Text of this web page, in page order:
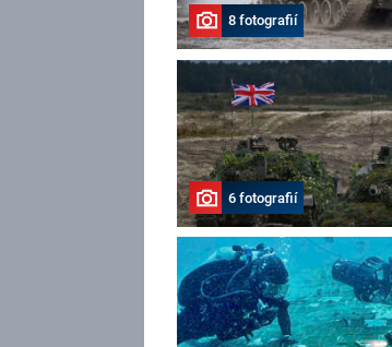
8 fotografií
6 fotografií